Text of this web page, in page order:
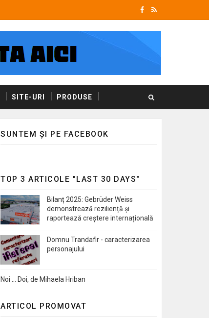
SITE-URI PRODUSE
SUNTEM ȘI PE FACEBOOK
TOP 3 ARTICOLE "LAST 30 DAYS"
Bilanț 2025: Gebrüder Weiss
demonstrează reziliență și
raportează creștere internațională
Domnu Trandafir - caracterizarea
personajului
Noi … Doi, de Mihaela Hriban
ARTICOL PROMOVAT